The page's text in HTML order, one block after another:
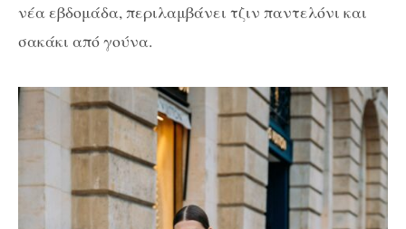
νέα εβδομάδα, περιλαμβάνει τζιν παντελόνι και
σακάκι από γούνα.